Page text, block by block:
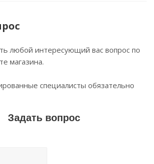
любой интересующий вас вопрос по
магазина.
специалисты обязательно
Задать вопрос